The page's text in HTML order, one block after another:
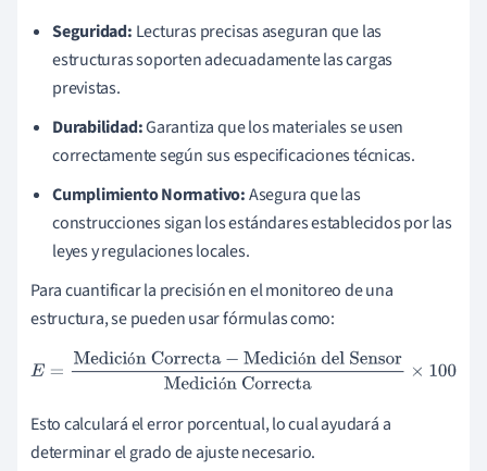
Seguridad: Lecturas precisas aseguran que las
estructuras soporten adecuadamente las cargas
previstas.
Durabilidad:Garantiza que los materiales se usen
correctamente según sus especificaciones técnicas.
Cumplimiento Normativo:Asegura que las
construcciones sigan los estándares establecidos por las
leyes y regulaciones locales.
Para cuantificar la precisión en el monitoreo de una
estructura, se pueden usar fórmulas como:
ó
ó
ó
E =Medición Correcta−Medición del SensorMedición
Correcta×100
Esto calculará el error porcentual, lo cual ayudará a
determinar el grado de ajuste necesario.